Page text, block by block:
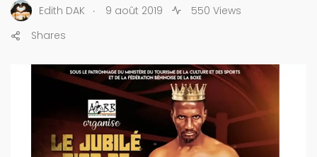
Edith DAK . 9 août 2019
550 Views
Shares